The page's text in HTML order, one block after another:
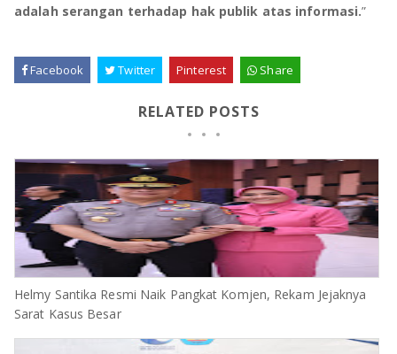
adalah serangan terhadap hak publik atas informasi.”
Facebook Twitter Pinterest Share
RELATED POSTS
Helmy Santika Resmi Naik Pangkat Komjen, Rekam Jejaknya
Sarat Kasus Besar